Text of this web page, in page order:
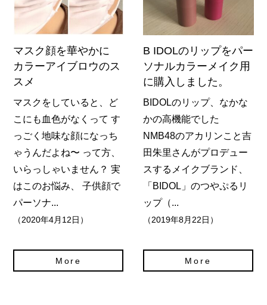
マスク顔を華やかに
カラーアイブロウのス
スメ
マスクをしていると、ど
こにも血色がなくって す
っごく地味な顔になっち
ゃうんだよね〜 って方、
いらっしゃいません？ 実
はこのお悩み、 子供顔で
パーソナ...
（2020年4月12日）
More
B IDOLのリップをパー
ソナルカラーメイク用
に購入しました。
BIDOLのリップ、なかな
かの高機能でした
NMB48のアカリンこと吉
田朱里さんがプロデュー
スするメイクブランド、
「BIDOL」のつやぷるリ
ップ（...
（2019年8月22日）
More